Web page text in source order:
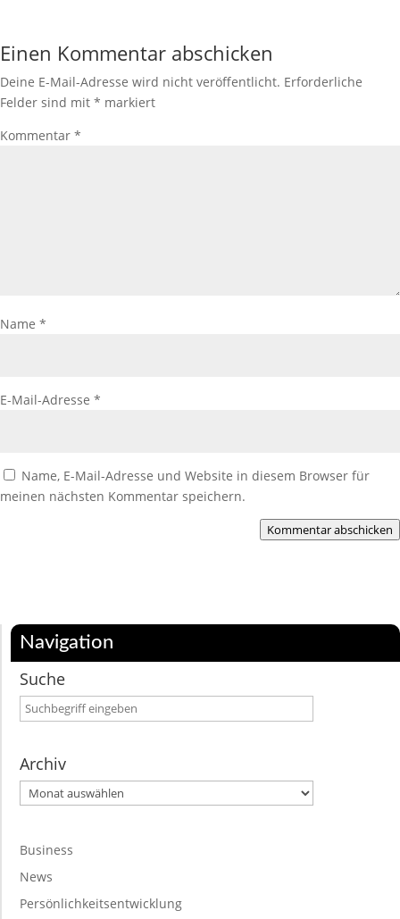
Einen Kommentar abschicken
Deine E-Mail-Adresse wird nicht veröffentlicht. Erforderliche
Felder sind mit * markiert
Kommentar *
Name *
E-Mail-Adresse *
Name, E-Mail-Adresse und Website in diesem Browser für
meinen nächsten Kommentar speichern.
Kommentar abschicken
Navigation
Suche
Archiv
Archiv
Business
News
Persönlichkeitsentwicklung